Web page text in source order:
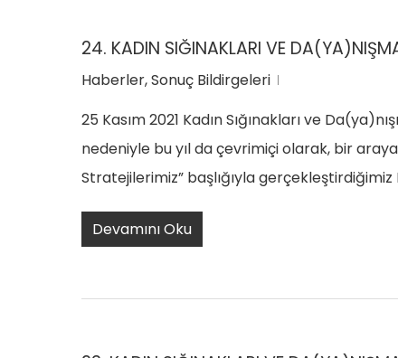
24. KADIN SIĞINAKLARI VE
Haberler,Sonuç Bildirgeleri
25 Kasım 2021 Kadın Sığınakları ve
nedeniyle bu yıl da çevrimiçi olarak, bir
Stratejilerimiz” başlığıyla
Devamını Oku